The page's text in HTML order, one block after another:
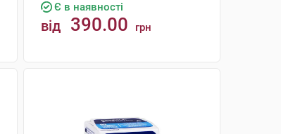
Є в наявності
від 390.00 грн